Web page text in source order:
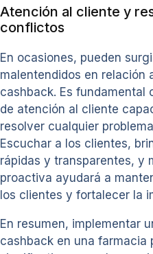
Atención al cliente y
conflictos
En ocasiones, pueden
malentendidos en relación
cashback. Es fundamental
de atención al cliente
resolver cualquier
Escuchar a los clientes,
rápidas y transparentes, y
proactiva ayudará a
los clientes y fortalecer la
En resumen, implementar
cashback en una farmacia